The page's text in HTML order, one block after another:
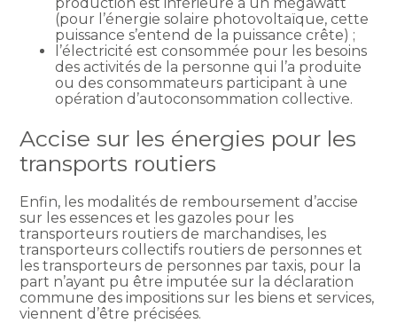
(pour l’énergie solaire photovoltaïque, cette
puissance s’entend de la puissance crête) ;
l’électricité est consommée pour les besoins
des activités de la personne qui l’a produite
ou des consommateurs participant à une
opération d’autoconsommation collective.
Accise sur les énergies pour les
transports routiers
Enfin, les modalités de remboursement d’accise
sur les essences et les gazoles pour les
transporteurs routiers de marchandises, les
transporteurs collectifs routiers de personnes et
les transporteurs de personnes par taxis, pour la
part n’ayant pu être imputée sur la déclaration
commune des impositions sur les biens et services,
viennent d’être précisées.